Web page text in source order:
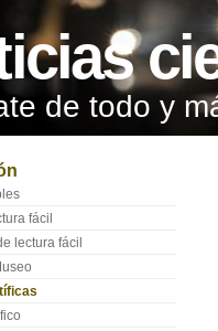
de todo y
fácil
lectura fácil